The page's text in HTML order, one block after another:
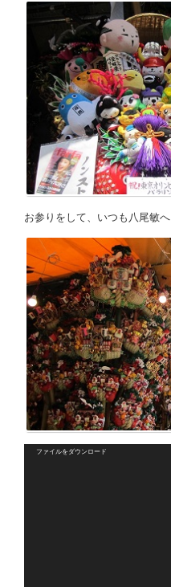
お参りをして、いつも八尾敏へ
ファイルをダウンロード